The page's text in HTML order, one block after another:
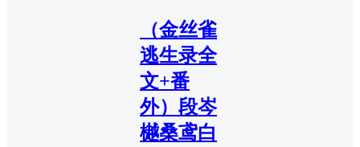
（金丝雀
逃生录全
文+番
外）段岑
樾桑鸢白